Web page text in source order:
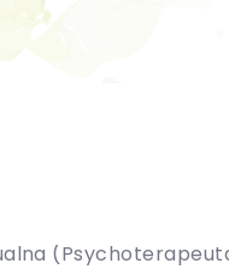
(PL / EN)